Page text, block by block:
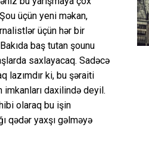
üçün yeni məkan,
üçün hər bir
baş tutan şounu
saxlayacaq. Sadəcə
lazımdır ki, bu şəraiti
imkanları daxilində deyil.
olaraq bu işin
qədər yaxşı gəlməyə